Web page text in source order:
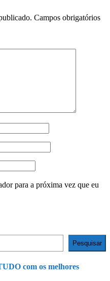
Campos obrigatórios
para a próxima vez que eu
Pesquisar
com os melhores